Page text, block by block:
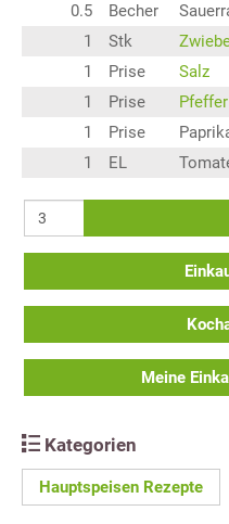
0.5
Becher
1
Stk
1
Prise
Salz
1
Prise
Pfeffer
1
Prise
1
EL
Meine
Kategorien
Hauptspeisen Rezepte